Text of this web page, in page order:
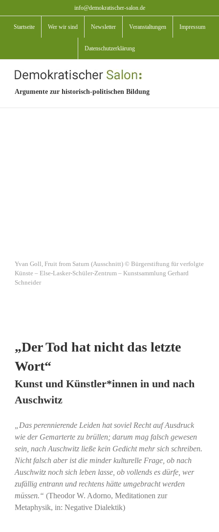
Inhalt
springen
info@demokratischer-salon.de
Startseite Wer wir sind Newsletter Veranstaltungen Impressum
Datenschutzerklärung
Argumente zur historisch-politischen Bildung
Yvan Goll, Fruit from Saturn (Ausschnitt) © Bürgerstiftung für verfolgte
Künste – Else-Lasker-Schüler-Zentrum – Kunstsammlung Gerhard
Schneider
„Der Tod hat nicht das letzte
Wort“
Kunst und Künstler*innen in und nach
Auschwitz
„Das perennierende Leiden hat soviel Recht auf Ausdruck
wie der Gemarterte zu brüllen; darum mag falsch gewesen
sein, nach Auschwitz ließe kein Gedicht mehr sich schreiben.
Nicht falsch aber ist die minder kulturelle Frage, ob nach
Auschwitz noch sich leben lasse, ob vollends es dürfe, wer
zufällig entrann und rechtens hätte umgebracht werden
müssen.“ (Theodor W. Adorno, Meditationen zur
Metaphysik, in: Negative Dialektik)